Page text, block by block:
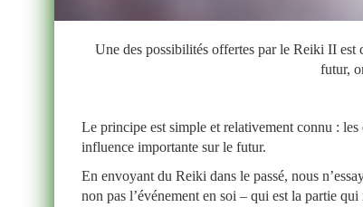
Une des possibilités offertes par le Reiki II est
futur,
Le principe est simple et relativement connu : les
influence importante sur le futur.
En envoyant du Reiki dans le passé, nous
non pas l’événement en soi – qui est la partie